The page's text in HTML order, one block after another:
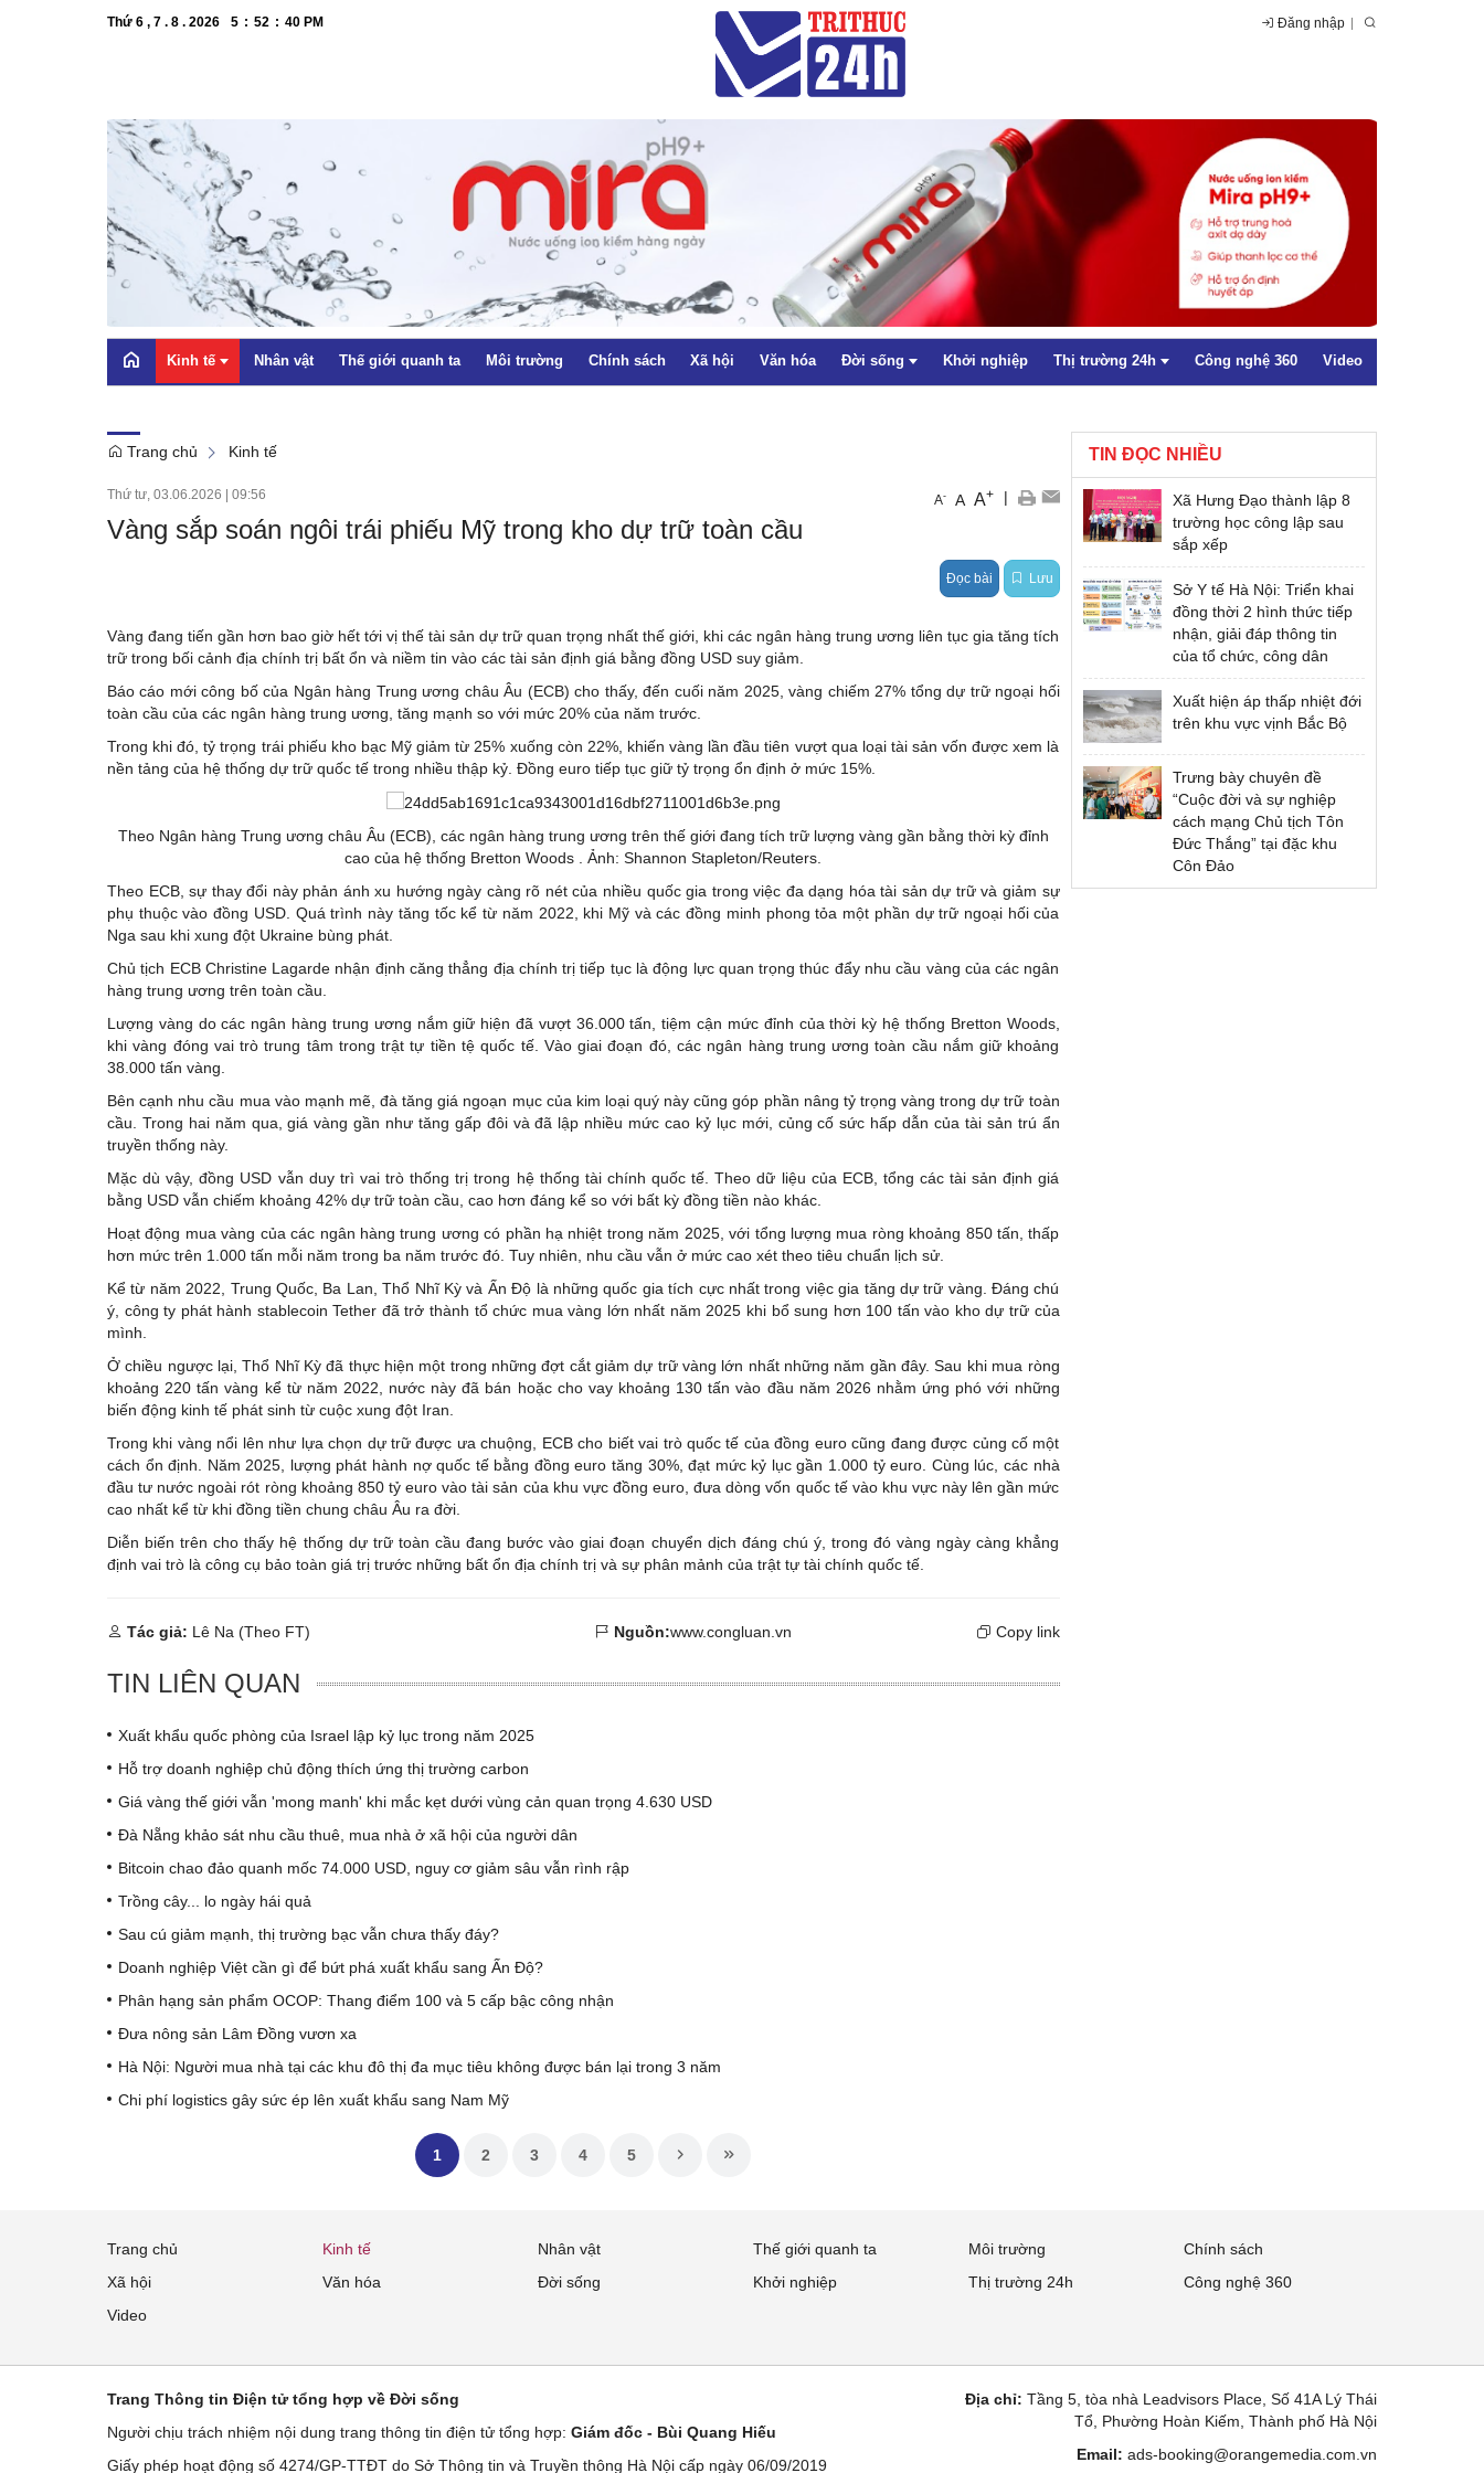
Thứ 6 , 7 . 8 . 2026 5 : 52 : 40 PM Đăng nhập
Kinh tế
OCOP
Bất động sản
Doanh nghiệp
Dự báo
Nhân vật Thế giới quanh ta Môi trường Chính sách Xã hội Văn hóa Đời sống
Emagazine
Khởi nghiệp Thị trường 24h
Trong nước
Quốc tế
Công nghệ 360 Video
Trang chủ Kinh tế
Thứ tư, 03.06.2026 | 09:56 A- A A+ |
Vàng sắp soán ngôi trái phiếu Mỹ trong kho dự trữ toàn cầu
Đọc bài Lưu
Vàng đang tiến gần hơn bao giờ hết tới vị thế tài sản dự trữ quan trọng nhất thế giới, khi các ngân hàng trung ương liên tục gia tăng tích
trữ trong bối cảnh địa chính trị bất ổn và niềm tin vào các tài sản định giá bằng đồng USD suy giảm.
Báo cáo mới công bố của Ngân hàng Trung ương châu Âu (ECB) cho thấy, đến cuối năm 2025, vàng chiếm 27% tổng dự trữ ngoại hối
toàn cầu của các ngân hàng trung ương, tăng mạnh so với mức 20% của năm trước.
Trong khi đó, tỷ trọng trái phiếu kho bạc Mỹ giảm từ 25% xuống còn 22%, khiến vàng lần đầu tiên vượt qua loại tài sản vốn được xem là
nền tảng của hệ thống dự trữ quốc tế trong nhiều thập kỷ. Đồng euro tiếp tục giữ tỷ trọng ổn định ở mức 15%.
Theo Ngân hàng Trung ương châu Âu (ECB), các ngân hàng trung ương trên thế giới đang tích trữ lượng vàng gần bằng thời kỳ đỉnh
cao của hệ thống Bretton Woods . Ảnh: Shannon Stapleton/Reuters.
Theo ECB, sự thay đổi này phản ánh xu hướng ngày càng rõ nét của nhiều quốc gia trong việc đa dạng hóa tài sản dự trữ và giảm sự
phụ thuộc vào đồng USD. Quá trình này tăng tốc kể từ năm 2022, khi Mỹ và các đồng minh phong tỏa một phần dự trữ ngoại hối của
Nga sau khi xung đột Ukraine bùng phát.
Chủ tịch ECB Christine Lagarde nhận định căng thẳng địa chính trị tiếp tục là động lực quan trọng thúc đẩy nhu cầu vàng của các ngân
hàng trung ương trên toàn cầu.
Lượng vàng do các ngân hàng trung ương nắm giữ hiện đã vượt 36.000 tấn, tiệm cận mức đỉnh của thời kỳ hệ thống Bretton Woods,
khi vàng đóng vai trò trung tâm trong trật tự tiền tệ quốc tế. Vào giai đoạn đó, các ngân hàng trung ương toàn cầu nắm giữ khoảng
38.000 tấn vàng.
Bên cạnh nhu cầu mua vào mạnh mẽ, đà tăng giá ngoạn mục của kim loại quý này cũng góp phần nâng tỷ trọng vàng trong dự trữ toàn
cầu. Trong hai năm qua, giá vàng gần như tăng gấp đôi và đã lập nhiều mức cao kỷ lục mới, củng cố sức hấp dẫn của tài sản trú ẩn
truyền thống này.
Mặc dù vậy, đồng USD vẫn duy trì vai trò thống trị trong hệ thống tài chính quốc tế. Theo dữ liệu của ECB, tổng các tài sản định giá
bằng USD vẫn chiếm khoảng 42% dự trữ toàn cầu, cao hơn đáng kể so với bất kỳ đồng tiền nào khác.
Hoạt động mua vàng của các ngân hàng trung ương có phần hạ nhiệt trong năm 2025, với tổng lượng mua ròng khoảng 850 tấn, thấp
hơn mức trên 1.000 tấn mỗi năm trong ba năm trước đó. Tuy nhiên, nhu cầu vẫn ở mức cao xét theo tiêu chuẩn lịch sử.
Kể từ năm 2022, Trung Quốc, Ba Lan, Thổ Nhĩ Kỳ và Ấn Độ là những quốc gia tích cực nhất trong việc gia tăng dự trữ vàng. Đáng chú
ý, công ty phát hành stablecoin Tether đã trở thành tổ chức mua vàng lớn nhất năm 2025 khi bổ sung hơn 100 tấn vào kho dự trữ của
mình.
Ở chiều ngược lại, Thổ Nhĩ Kỳ đã thực hiện một trong những đợt cắt giảm dự trữ vàng lớn nhất những năm gần đây. Sau khi mua ròng
khoảng 220 tấn vàng kể từ năm 2022, nước này đã bán hoặc cho vay khoảng 130 tấn vào đầu năm 2026 nhằm ứng phó với những
biến động kinh tế phát sinh từ cuộc xung đột Iran.
Trong khi vàng nổi lên như lựa chọn dự trữ được ưa chuộng, ECB cho biết vai trò quốc tế của đồng euro cũng đang được củng cố một
cách ổn định. Năm 2025, lượng phát hành nợ quốc tế bằng đồng euro tăng 30%, đạt mức kỷ lục gần 1.000 tỷ euro. Cùng lúc, các nhà
đầu tư nước ngoài rót ròng khoảng 850 tỷ euro vào tài sản của khu vực đồng euro, đưa dòng vốn quốc tế vào khu vực này lên gần mức
cao nhất kể từ khi đồng tiền chung châu Âu ra đời.
Diễn biến trên cho thấy hệ thống dự trữ toàn cầu đang bước vào giai đoạn chuyển dịch đáng chú ý, trong đó vàng ngày càng khẳng
định vai trò là công cụ bảo toàn giá trị trước những bất ổn địa chính trị và sự phân mảnh của trật tự tài chính quốc tế.
Tác giả: Lê Na (Theo FT) Nguồn:www.congluan.vn Copy link
TIN LIÊN QUAN
Xuất khẩu quốc phòng của Israel lập kỷ lục trong năm 2025
Hỗ trợ doanh nghiệp chủ động thích ứng thị trường carbon
Giá vàng thế giới vẫn 'mong manh' khi mắc kẹt dưới vùng cản quan trọng 4.630 USD
Đà Nẵng khảo sát nhu cầu thuê, mua nhà ở xã hội của người dân
Bitcoin chao đảo quanh mốc 74.000 USD, nguy cơ giảm sâu vẫn rình rập
Trồng cây... lo ngày hái quả
Sau cú giảm mạnh, thị trường bạc vẫn chưa thấy đáy?
Doanh nghiệp Việt cần gì để bứt phá xuất khẩu sang Ấn Độ?
Phân hạng sản phẩm OCOP: Thang điểm 100 và 5 cấp bậc công nhận
Đưa nông sản Lâm Đồng vươn xa
Hà Nội: Người mua nhà tại các khu đô thị đa mục tiêu không được bán lại trong 3 năm
Chi phí logistics gây sức ép lên xuất khẩu sang Nam Mỹ
1 2 3 4 5
TIN ĐỌC NHIỀU
Xã Hưng Đạo thành lập 8
trường học công lập sau
sắp xếp
Sở Y tế Hà Nội: Triển khai
đồng thời 2 hình thức tiếp
nhận, giải đáp thông tin
của tổ chức, công dân
Xuất hiện áp thấp nhiệt đới
trên khu vực vịnh Bắc Bộ
Trưng bày chuyên đề
“Cuộc đời và sự nghiệp
cách mạng Chủ tịch Tôn
Đức Thắng” tại đặc khu
Côn Đảo
Trang chủ Kinh tế Nhân vật Thế giới quanh ta Môi trường
Chính sách
Xã hội
Văn hóa Đời sống Khởi nghiệp Thị trường 24h
Công nghệ 360
Video
Trang Thông tin Điện tử tổng hợp về Đời sống
Người chịu trách nhiệm nội dung trang thông tin điện tử tổng hợp: Giám đốc - Bùi Quang Hiếu
Giấy phép hoạt động số 4274/GP-TTĐT do Sở Thông tin và Truyền thông Hà Nội cấp ngày 06/09/2019
Địa chỉ: Tầng 5, tòa nhà Leadvisors Place, Số 41A Lý Thái
Tổ, Phường Hoàn Kiếm, Thành phố Hà Nội
Email: ads-booking@orangemedia.com.vn